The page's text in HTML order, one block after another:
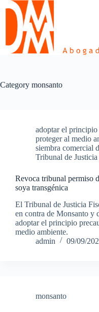
Skip
content
Category monsanto
adoptar el
proteger al medio
siembra comercial
Tribunal de
Revoca tribunal permiso
soya transgénica
El Tribunal de Justicia
en contra de Monsanto y
adoptar el principio
medio ambiente.
admin
09/09/
monsanto